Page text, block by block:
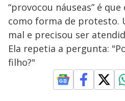
V
i
d
M
u
d
“provocou náuseas” é
como forma de protesto.
mal e precisou ser
Ela repetia a pergunta:
filho?"